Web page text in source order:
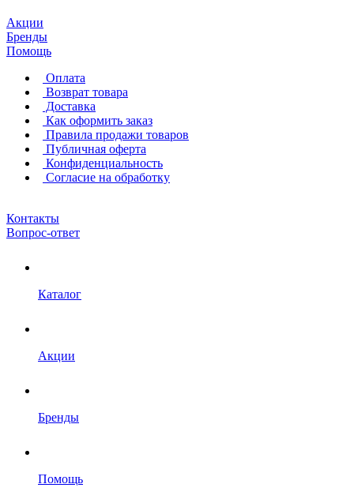
Акции
Бренды
Помощь
Оплата
Возврат товара
Доставка
Как оформить заказ
Правила продажи товаров
Публичная оферта
Конфиденциальность
Согласие на обработку
Контакты
Вопрос-ответ
Каталог
Акции
Бренды
Помощь